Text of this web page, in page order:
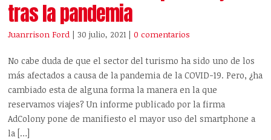
tras la pandemia
Juanrrison Ford | 30 julio, 2021 |0 comentarios
No cabe duda de que el sector del turismo ha sido uno de los
más afectados a causa de la pandemia de la COVID-19. Pero, ¿ha
cambiado esta de alguna forma la manera en la que
reservamos viajes? Un informe publicado por la firma
AdColony pone de manifiesto el mayor uso del smartphone a
la […]